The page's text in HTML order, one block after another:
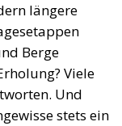
längere
Berge
Viele
Und
stets ein